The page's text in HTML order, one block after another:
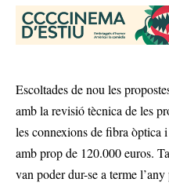
Escoltades de nou les
amb la revisió tècnica de les
les connexions de fibra òptica
amb prop de 120.000 euros.
van poder dur-se a terme